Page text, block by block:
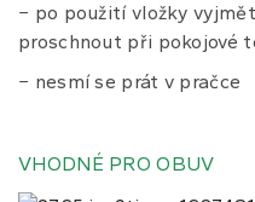
− po použití vložky
proschnout při pokojové
− nesmí se prát v pračce
VHODNÉ PRO OBUV